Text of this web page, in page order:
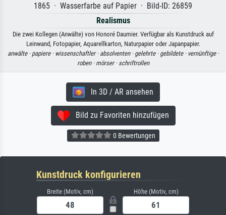
1865 · Wasserfarbe auf Papier · Bild-ID: 26859
Realismus
Die zwei Kollegen (Anwälte) von Honoré Daumier. Verfügbar als Kunstdruck auf
Leinwand, Fotopapier, Aquarellkarton, Naturpapier oder Japanpapier.
anwälte · papiere · wissenschaftler · absolventen · gelehrte · gebildete · vernünftige ·
roben · mörser · schriftrollen
In 3D / AR ansehen
Bild zu Favoriten hinzufügen
0 Bewertungen
Kunstdruck konfigurieren
Breite (Motiv, cm) Höhe (Motiv, cm)